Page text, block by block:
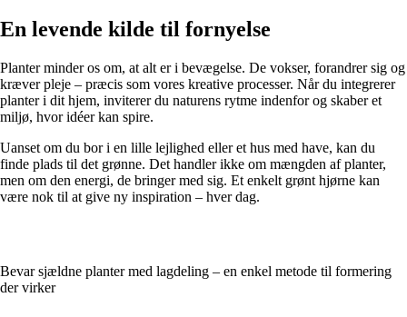
En levende kilde til fornyelse
Planter minder os om, at alt er i bevægelse. De vokser, forandrer sig og
kræver pleje – præcis som vores kreative processer. Når du integrerer
planter i dit hjem, inviterer du naturens rytme indenfor og skaber et
miljø, hvor idéer kan spire.
Uanset om du bor i en lille lejlighed eller et hus med have, kan du
finde plads til det grønne. Det handler ikke om mængden af planter,
men om den energi, de bringer med sig. Et enkelt grønt hjørne kan
være nok til at give ny inspiration – hver dag.
Bevar sjældne planter med lagdeling – en enkel metode til formering
der virker